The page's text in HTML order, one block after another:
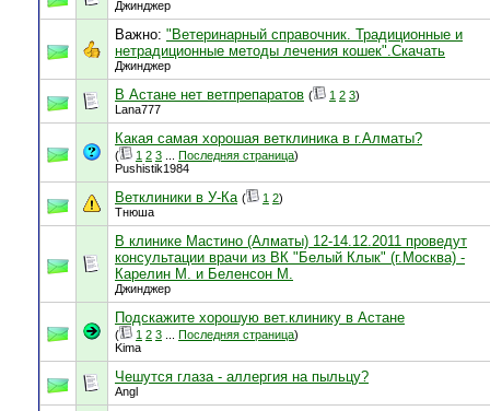
Джинджер
Важно: "Ветеринарный справочник. Традиционные и
нетрадиционные методы лечения кошек".Скачать
Джинджер
В Астане нет ветпрепаратов ( 1 2 3)
Lana777
Какая самая хорошая ветклиника в г.Алматы?
( 1 2 3 Последняя страница)
Pushistik1984
Ветклиники в У-Ка ( 1 2)
Тнюша
В клинике Мастино (Алматы) 12-14.12.2011 проведут
консультации врачи из ВК "Белый Клык" (г.Москва) -
Карелин М. и Беленсон М.
Джинджер
Подскажите хорошую вет.клинику в Астане
( 1 2 3 Последняя страница)
Kima
Чешутся глаза - аллергия на пыльцу?
Angl